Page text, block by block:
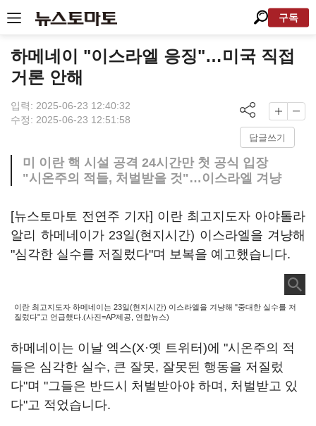
구독
하메네이 "이스라엘 응징"…미국 직접
거론 안해
입력: 2025-06-23 12:40:32
수정: 2025-06-23 12:51:58
답글쓰기
미 이란 핵 시설 공격 24시간만 첫 공식 입장
"시온주의 적들, 처벌받을 것"…이스라엘 겨냥
[뉴스토마토 전연주 기자] 이란 최고지도자 아야톨라
알리 하메네이가 23일(현지시간) 이스라엘을 겨냥해
"심각한 실수를 저질렀다"며 보복을 예고했습니다.
이란 최고지도자 하메네이는 23일(현지시간) 이스라엘을 겨냥해 "중대한 실수를 저
질렀다"고 언급했다.(사진=AP제공, 연합뉴스)
하메네이는 이날 엑스(X·옛 트위터)에 "시온주의 적
들은 심각한 실수, 큰 잘못, 잘못된 행동을 저질렀
다"며 "그들은 반드시 처벌받아야 하며, 처벌받고 있
다"고 적었습니다.